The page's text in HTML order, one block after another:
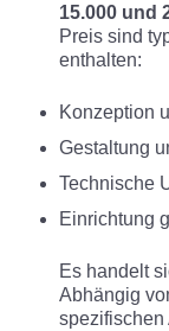
15.000 und
Preis sind
enthalten:
Konzeption
Gestaltung
Technische
Einrichtung
Es handelt
Abhängig
spezifischen